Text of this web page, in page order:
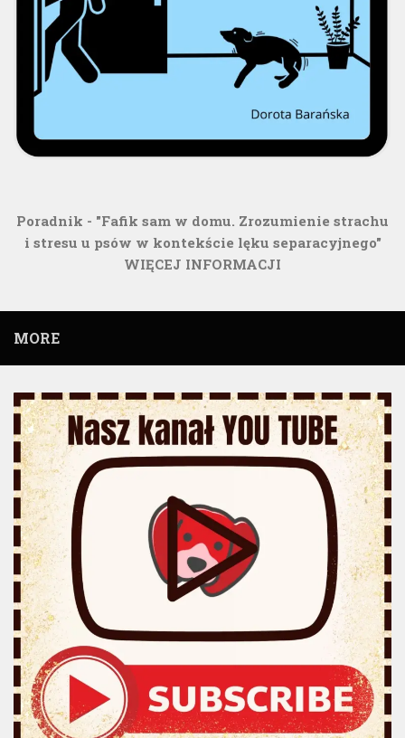
Poradnik - "Fafik sam w domu. Zrozumienie strachu
i stresu u psów w kontekście lęku separacyjnego"
WIĘCEJ INFORMACJI
MORE